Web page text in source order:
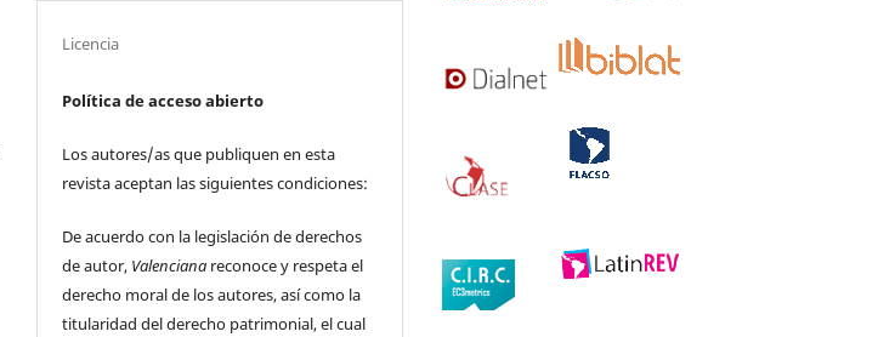
Licencia
Política de acceso abierto
Los autores/as que publiquen en esta
revista aceptan las siguientes condiciones:
De acuerdo con la legislación de derechos
de autor, Valenciana reconoce y respeta el
derecho moral de los autores, así como la
titularidad del derecho patrimonial, el cual